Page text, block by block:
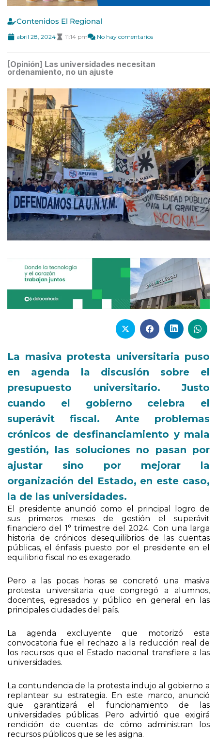
Contenidos El Regional
abril 28, 2024 11:14 pm No hay comentarios
[Opinión] Las universidades necesitan
ordenamiento, no un ajuste
La masiva protesta universitaria puso
en agenda la discusión sobre el
presupuesto universitario. Justo
cuando el gobierno celebra el
superávit fiscal. Ante problemas
crónicos de desfinanciamiento y mala
gestión, las soluciones no pasan por
ajustar sino por mejorar la
organización del Estado, en este caso,
la de las universidades.
El presidente anunció como el principal logro de
sus primeros meses de gestión el superávit
financiero del 1° trimestre del 2024. Con una larga
historia de crónicos desequilibrios de las cuentas
públicas, el énfasis puesto por el presidente en el
Pero a las pocas horas se concretó una masiva
protesta universitaria que congregó a alumnos,
docentes, egresados y público en general en las
La agenda excluyente que motorizó esta
convocatoria fue el rechazo a la reducción real de
La contundencia de la protesta indujo al gobierno a
replantear su estrategia. En este marco, anunció
que garantizará el funcionamiento de las
universidades públicas. Pero advirtió que exigirá
rendición de cuentas de cómo administran los